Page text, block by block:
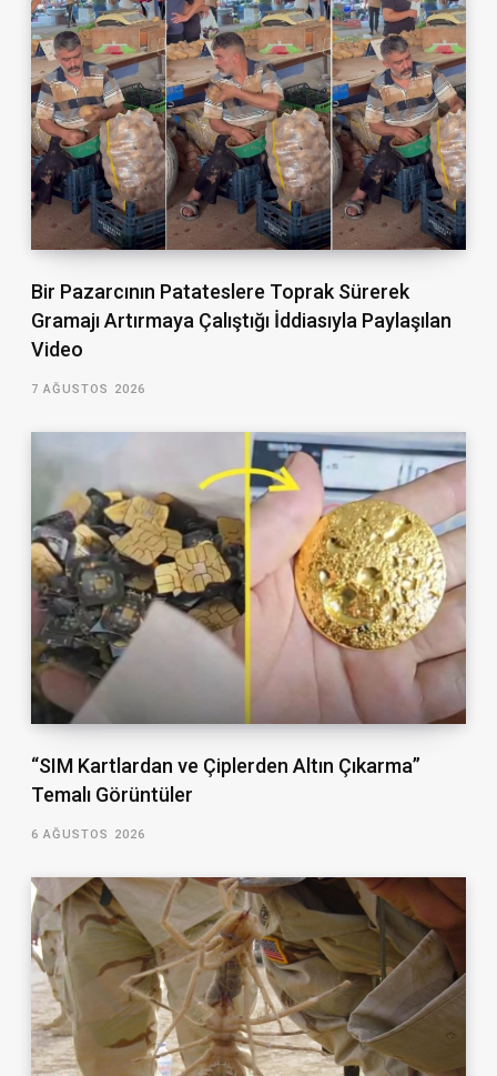
Bir Pazarcının Patateslere Toprak Sürerek
Gramajı Artırmaya Çalıştığı İddiasıyla Paylaşılan
Video
7 AĞUSTOS 2026
“SIM Kartlardan ve Çiplerden Altın Çıkarma”
Temalı Görüntüler
6 AĞUSTOS 2026